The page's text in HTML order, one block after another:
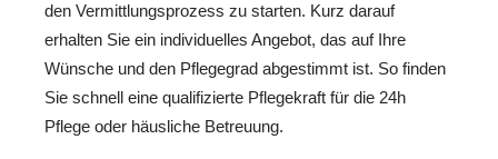
den Vermittlungsprozess zu starten. Kurz darauf
erhalten Sie ein individuelles Angebot, das auf Ihre
Wünsche und den Pflegegrad abgestimmt ist. So finden
Sie schnell eine qualifizierte Pflegekraft für die 24h
Pflege oder häusliche Betreuung.